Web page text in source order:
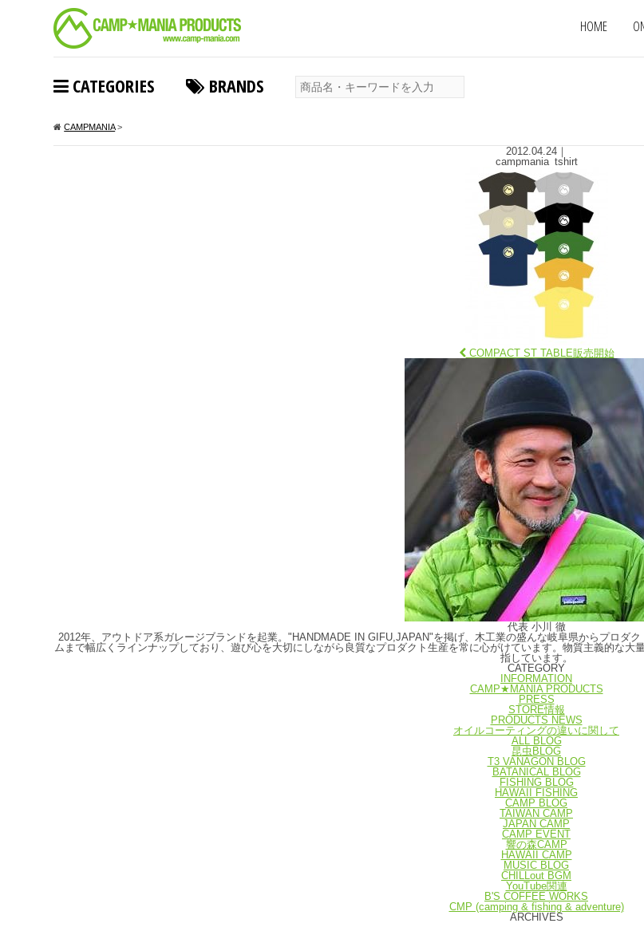
HOME
CATEGORIES BRANDS
CAMPMANIA>
2012.04.24｜
campmania_tshirt
COMPACT ST TABLE販売開始
代表 小川 徹
2012年、アウトドア系ガレージブランドを起業。"HANDMADE IN GIFU,JAPAN"を掲げ、木工業の盛んな岐阜県からプロダ
ムまで幅広くラインナップしており、遊び心を大切にしながら良質なプロダクト生産を常に心がけています。物質主義的な
指しています。
CATEGORY
INFORMATION
CAMP★MANIA PRODUCTS
PRESS
STORE情報
PRODUCTS NEWS
オイルコーティングの違いに関して
ALL BLOG
昆虫BLOG
T3 VANAGON BLOG
BATANICAL BLOG
FISHING BLOG
HAWAII FISHING
CAMP BLOG
TAIWAN CAMP
JAPAN CAMP
CAMP EVENT
響の森CAMP
HAWAII CAMP
MUSIC BLOG
CHILLout BGM
YouTube関連
B'S COFFEE WORKS
CMP (camping & fishing & adventure)
ARCHIVES